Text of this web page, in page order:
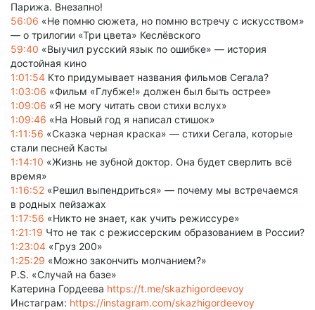
Парижа. Внезапно!
56:06 «Не помню сюжета, но помню встречу с искусством»
— о трилогии «Три цвета» Кеслёвского
59:40 «Выучил русский язык по ошибке» — история
достойная кино
1:01:54 Кто придумывает названия фильмов Сегала?
1:03:06 «Фильм «Глубже!» должен был быть острее»
1:09:06 «Я не могу читать свои стихи вслух»
1:09:46 «На Новый год я написал стишок»
1:11:56 «Сказка черная краска» — стихи Сегала, которые
стали песней Касты
1:14:10 «Жизнь не зубной доктор. Она будет сверлить всё
время»
1:16:52 «Решил выпендриться» — почему мы встречаемся
в родных пейзажах
1:17:56 «Никто не знает, как учить режиссуре»
1:21:19 Что не так с режиссерским образованием в России?
1:23:04 «Груз 200»
1:25:29 «Можно закончить молчанием?»
P.S. «Случай на базе»
Катерина Гордеева https://t.me/skazhigordeevoy
Инстаграм: https://instagram.com/skazhigordeevoy